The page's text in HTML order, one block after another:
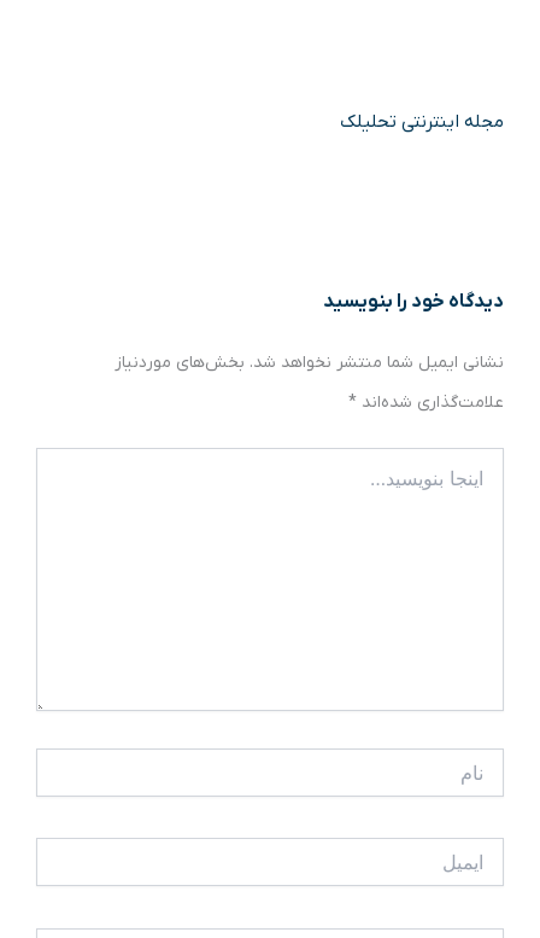
مجله اینترنتی تحلیلک
دیدگاه‌ خود را بنویسید
نشانی ایمیل شما منتشر نخواهد شد. بخش‌های موردنیاز
علامت‌گذاری شده‌اند *
بنویسید…